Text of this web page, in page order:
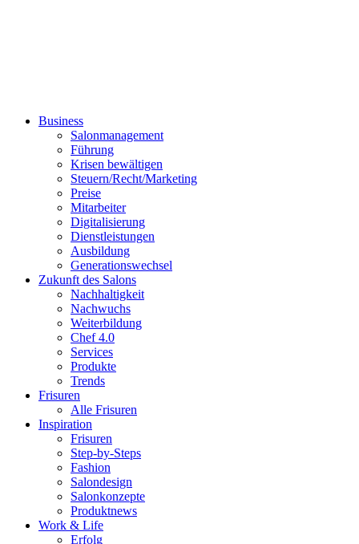
Business
Salonmanagement
Führung
Krisen bewältigen
Steuern/Recht/Marketing
Preise
Mitarbeiter
Digitalisierung
Dienstleistungen
Ausbildung
Generationswechsel
Zukunft des Salons
Nachhaltigkeit
Nachwuchs
Weiterbildung
Chef 4.0
Services
Produkte
Trends
Frisuren
Alle Frisuren
Inspiration
Frisuren
Step-by-Steps
Fashion
Salondesign
Salonkonzepte
Produktnews
Work & Life
Erfolg